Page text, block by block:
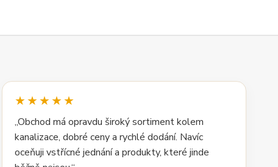
★★★★★
„Obchod má opravdu široký sortiment kolem
kanalizace, dobré ceny a rychlé dodání. Navíc
oceňuji vstřícné jednání a produkty, které jinde